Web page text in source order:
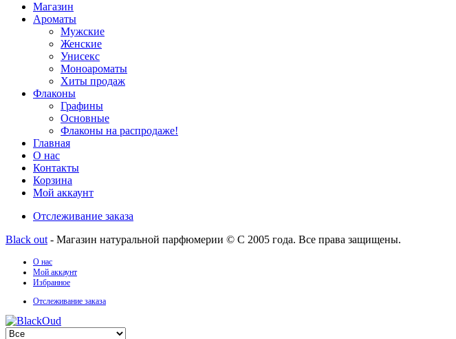
Магазин
Ароматы
Мужские
Женские
Унисекс
Моноароматы
Хиты продаж
Флаконы
Графины
Основные
Флаконы на распродаже!
Главная
О нас
Контакты
Корзина
Мой аккаунт
Отслеживание заказа
Black out - Магазин натуральной парфюмерии © С 2005 года. Все права защищены.
О нас
Мой аккаунт
Избранное
Отслеживание заказа